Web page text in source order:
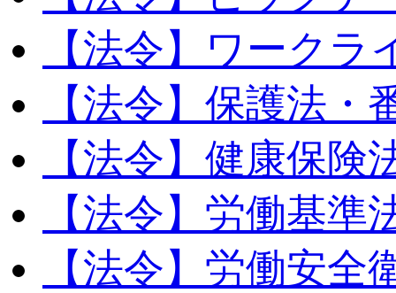
【法令】ワークラ
【法令】保護法・
【法令】健康保険
【法令】労働基準
【法令】労働安全